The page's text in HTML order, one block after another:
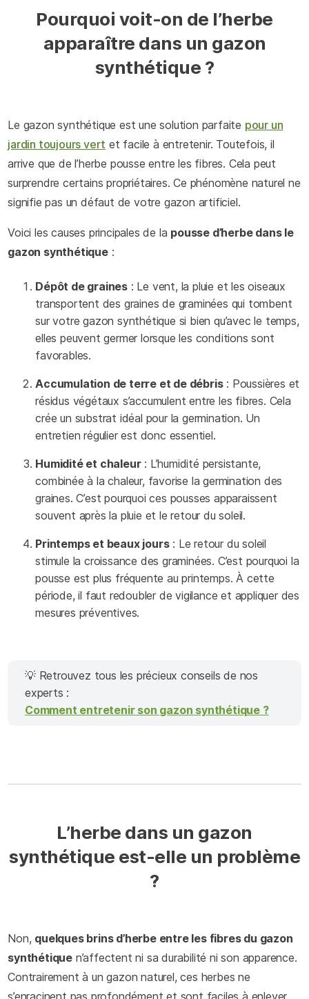
Pourquoi voit-on de l’herbe
apparaître dans un gazon
synthétique ?
Le gazon synthétique est une solution parfaite pour un
jardin toujours vert et facile à entretenir. Toutefois, il
arrive que de l’herbe pousse entre les fibres. Cela peut
surprendre certains propriétaires. Ce phénomène naturel ne
signifie pas un défaut de votre gazon artificiel.
Voici les causes principales de la pousse d’herbe dans le
gazon synthétique:
Dépôt de graines : Le vent, la pluie et les oiseaux
transportent des graines de graminées qui tombent
sur votre gazon synthétique si bien qu’avec le temps,
elles peuvent germer lorsque les conditions sont
favorables.
Accumulation de terre et de débris: Poussières et
résidus végétaux s’accumulent entre les fibres. Cela
crée un substrat idéal pour la germination. Un
entretien régulier est donc essentiel.
Humidité et chaleur: L’humidité persistante,
combinée à la chaleur, favorise la germination des
graines. C’est pourquoi ces pousses apparaissent
souvent après la pluie et le retour du soleil.
Printemps et beaux jours: Le retour du soleil
stimule la croissance des graminées. C’est pourquoi la
pousse est plus fréquente au printemps. À cette
période, il faut redoubler de vigilance et appliquer des
mesures préventives.
💡 Retrouvez tous les précieux conseils de nos
experts :
Comment entretenir son gazon synthétique ?
L’herbe dans un gazon
synthétique est-elle un problème
?
Non, quelques brins d’herbe entre les fibres du gazon
synthétique n’affectent ni sa durabilité ni son apparence.
Contrairement à un gazon naturel, ces herbes ne